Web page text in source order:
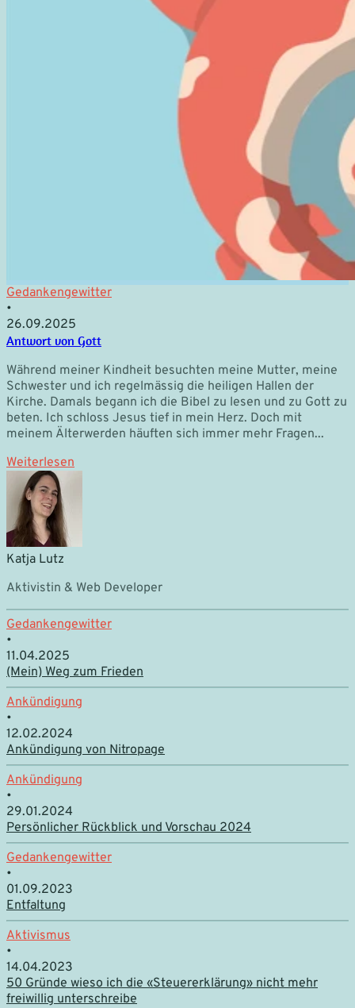
Gedankengewitter
•
26.09.2025
Antwort von Gott
Während meiner Kindheit besuchten meine Mutter, meine
Schwester und ich regelmässig die heiligen Hallen der
Kirche. Damals begann ich die Bibel zu lesen und zu Gott zu
beten. Ich schloss Jesus tief in mein Herz. Doch mit
meinem Älterwerden häuften sich immer mehr Fragen...
Weiterlesen
Katja Lutz
Aktivistin & Web Developer
Gedankengewitter
•
11.04.2025
(Mein) Weg zum Frieden
Ankündigung
•
12.02.2024
Ankündigung von Nitropage
Ankündigung
•
29.01.2024
Persönlicher Rückblick und Vorschau 2024
Gedankengewitter
•
01.09.2023
Entfaltung
Aktivismus
•
14.04.2023
50 Gründe wieso ich die «Steuer­erklärung» nicht mehr
freiwillig unterschreibe